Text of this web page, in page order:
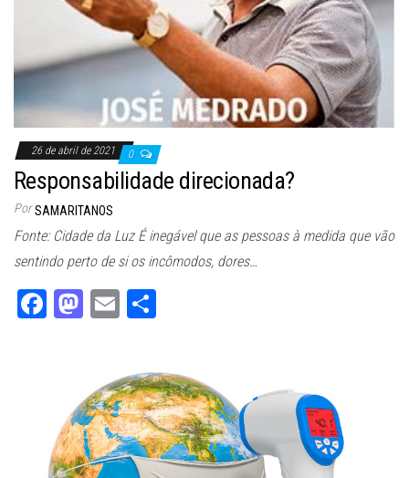
26 de abril de 2021 0
Responsabilidade direcionada?
Por SAMARITANOS
Fonte: Cidade da Luz É inegável que as pessoas à medida que vão
sentindo perto de si os incômodos, dores…
Fa M
do
n
E